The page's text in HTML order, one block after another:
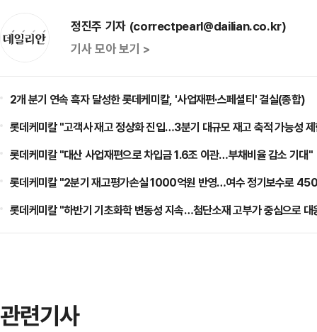
정진주 기자 (correctpearl@dailian.co.kr)
기사 모아 보기 >
2개 분기 연속 흑자 달성한 롯데케미칼, '사업재편·스페셜티' 결실(종합)
롯데케미칼 "고객사 재고 정상화 진입…3분기 대규모 재고 축적 가능성
롯데케미칼 "대산 사업재편으로 차입금 1.6조 이관…부채비율 감소 기대"
롯데케미칼 "2분기 재고평가손실 1000억원 반영…여수 정기보수로
롯데케미칼 "하반기 기초화학 변동성 지속…첨단소재 고부가 중심으로 대
관련기사